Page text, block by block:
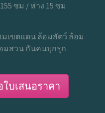
ซม / ห่าง 15 ซม
มเขตแดน ล้อมสัตว์ ล้อม
มสวน กันคนบุกรุก
บเสนอราคา